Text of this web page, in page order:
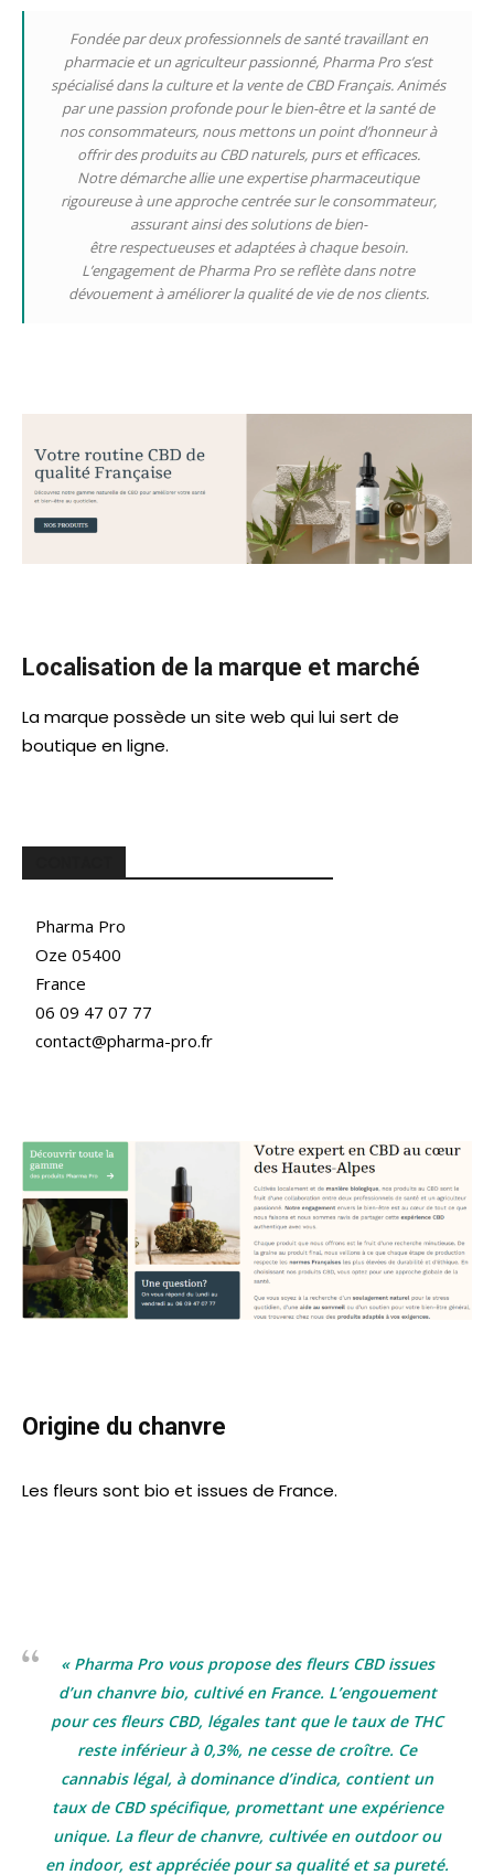
Fondée par deux professionnels de santé travaillant en
pharmacie et un agriculteur passionné, Pharma Pro s’est
spécialisé dans la culture et la vente de CBD Français. Animés
par une passion profonde pour le bien-être et la santé de
nos consommateurs, nous mettons un point d’honneur à
offrir des produits au CBD naturels, purs et efficaces.
Notre démarche allie une expertise pharmaceutique
rigoureuse à une approche centrée sur le consommateur,
assurant ainsi des solutions de bien-
être respectueuses et adaptées à chaque besoin.
L’engagement de Pharma Pro se reflète dans notre
dévouement à améliorer la qualité de vie de nos clients.
Localisation de la marque et marché
La marque possède un site web qui lui sert de
boutique en ligne.
Pharma Pro
Oze 05400
France
06 09 47 07 77
contact@pharma-pro.fr
Origine du chanvre
Les fleurs sont bio et issues de France.
« Pharma Pro vous propose des fleurs CBD issues
d’un chanvre bio, cultivé en France. L’engouement
pour ces fleurs CBD, légales tant que le taux de THC
reste inférieur à 0,3%, ne cesse de croître. Ce
cannabis légal, à dominance d’indica, contient un
taux de CBD spécifique, promettant une expérience
unique. La fleur de chanvre, cultivée en outdoor ou
en indoor, est appréciée pour sa qualité et sa pureté.